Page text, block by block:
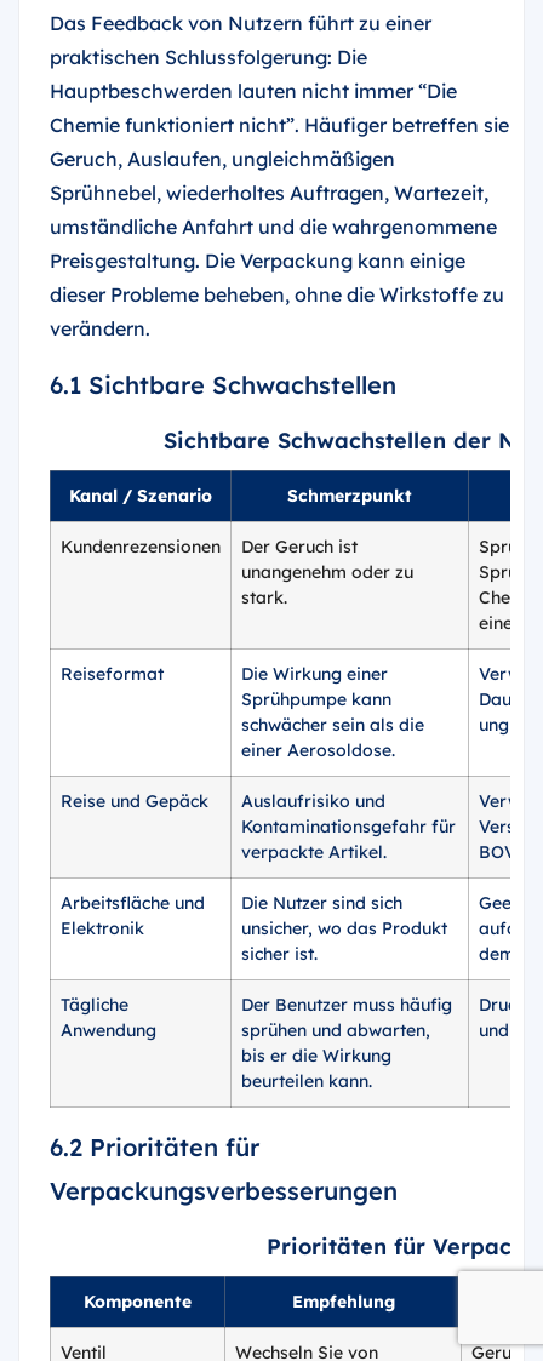
Das Feedback von Nutzern führt zu einer
praktischen Schlussfolgerung: Die
Hauptbeschwerden lauten nicht immer “Die
Chemie funktioniert nicht”. Häufiger betreffen sie
Geruch, Auslaufen, ungleichmäßigen
Sprühnebel, wiederholtes Auftragen, Wartezeit,
umständliche Anfahrt und die wahrgenommene
Preisgestaltung. Die Verpackung kann einige
dieser Probleme beheben, ohne die Wirkstoffe zu
verändern.
6.1 Sichtbare Schwachstellen
Sichtbare Schwachstellen der
Kanal / Szenario Schmerzpunkt
Kundenrezensionen
Der Geruch ist
unangenehm oder zu
stark.
eine
Reiseformat
Die Wirkung einer
Sprühpumpe kann
schwächer sein als die
einer Aerosoldose.
Reise und Gepäck
Auslaufrisiko und
Kontaminationsgefahr für
verpackte Artikel.
BOV-
Arbeitsfläche und
Elektronik
Die Nutzer sind sich
unsicher, wo das Produkt
sicher ist.
dem
Tägliche
Anwendung
Der Benutzer muss häufig
sprühen und abwarten,
bis er die Wirkung
beurteilen kann.
und
6.2 Prioritäten für
Verpackungsverbesserungen
Prioritäten für
Komponente Empfehlung
Ventil Wechseln Sie von